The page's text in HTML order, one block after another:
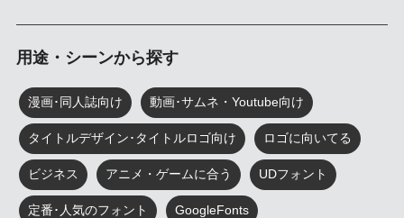
用途・シーンから探す
漫画･同人誌向け 動画･サムネ・Youtube向け
タイトルデザイン･タイトルロゴ向け ロゴに向いてる
ビジネス アニメ・ゲームに合う UDフォント
定番･人気のフォント GoogleFonts